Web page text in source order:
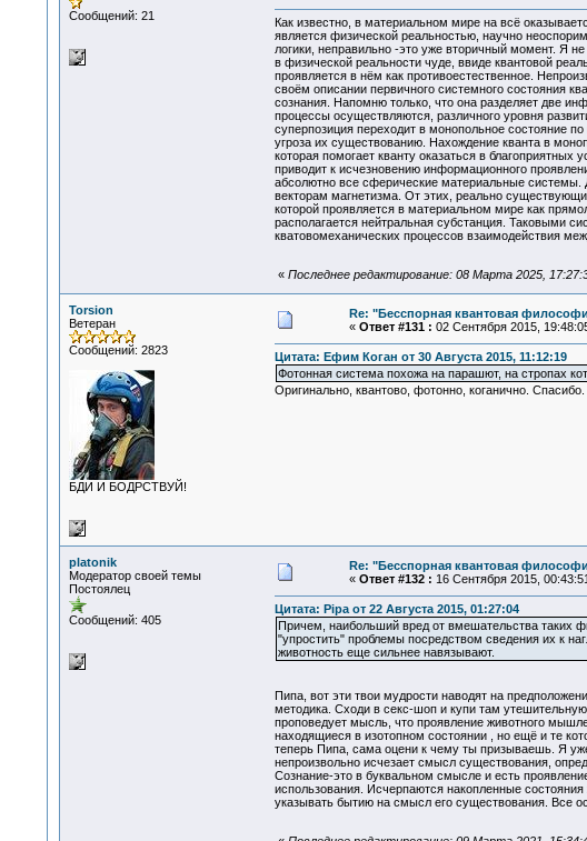
Сообщений: 21
Как известно, в материальном мире на всё
является физической реальностью, научно
логики, неправильно -это уже вторичный момент. Я
в физической реальности чуде, ввиде квантовой
проявляется в нём как противоестественное.
своём описании первичного системного состояния
сознания. Напомню только, что она разделяет две
процессы осуществляются, различного уровня
суперпозиция переходит в монопольное состояние
угроза их существованию. Нахождение кванта в
которая помогает кванту оказаться в
приводит к исчезновению информационного
абсолютно все сферические материальные системы.
векторам магнетизма. От этих, реально
которой проявляется в материальном мире как
располагается нейтральная субстанция. Таковыми
кватовомеханических процессов взаимодействия
« Последнее редактирование: 08 Марта 2025,
Torsion
Ветеран
Сообщений: 2823
БДИ И БОДРСТВУЙ!
Re: "Бесспорная квантовая
« Ответ #131 : 02 Сентября 2015,
Цитата: Ефим Коган от 30 Августа 2015, 11:12:19
Фотонная система похожа на парашют, на стропах
Оригинально, квантово, фотонно, коганично. Спасибо.
platonik
Модератор своей темы
Постоялец
Сообщений: 405
Re: "Бесспорная квантовая
« Ответ #132 : 16 Сентября 2015,
Цитата: Pipa от 22 Августа 2015, 01:27:04
Причем, наибольший вред от вмешательства таких
"упростить" проблемы посредством сведения их к
животность еще сильнее навязывают.
Пипа, вот эти твои мудрости наводят на
методика. Сходи в секс-шоп и купи там
проповедует мысль, что проявление животного
находящиеся в изотопном состоянии , но ещё и те
теперь Пипа, сама оцени к чему ты призываешь. Я
непроизвольно исчезает смысл существования,
Сознание-это в буквальном смысле и есть
использования. Исчерпаются накопленные
указывать бытию на смысл его существования. Все